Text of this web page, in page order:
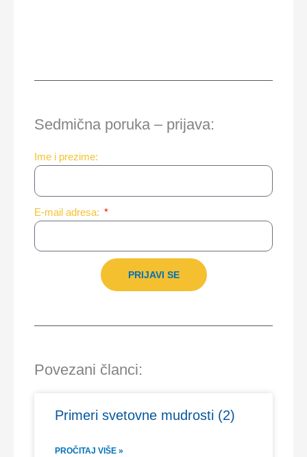
Sedmična poruka – prijava:
Ime i prezime:
E-mail adresa:
PRIJAVI SE
Povezani članci:
Primeri svetovne mudrosti (2)
PROČITAJ VIŠE »